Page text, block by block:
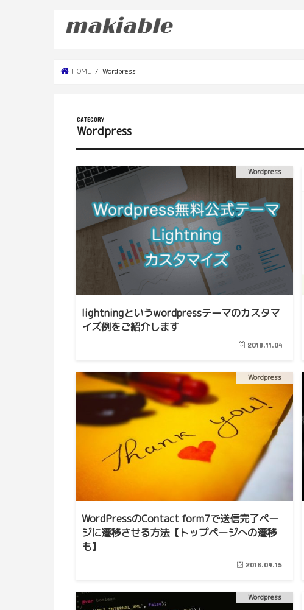
HOME Wordpress
Wordpress
Wordpress
lightningというwordpressテーマのカスタマ
イズ例をご紹介します
2018.11.04
Wordpress
WordPressのContact form7で送信完了ペー
ジに遷移させる方法【トップページへの遷移
も】
2018.09.15
Wordpress